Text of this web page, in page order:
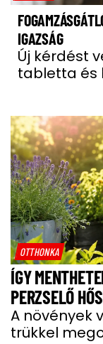
IGAZSÁG
Új kérdést
tabletta és
OTTHONKA
ÍGY
PERZSELŐ
A növények
trükkel